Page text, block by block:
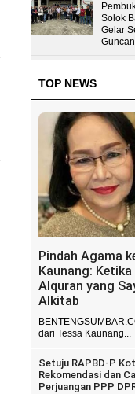
Solok
Gelar
TOP NEWS
Pindah Agama
Kaunang:
Alquran yang
Alkitab
dari Tessa Kaunang...
Setuju RAPBD-P
Rekomendasi dan
Perjuangan PPP